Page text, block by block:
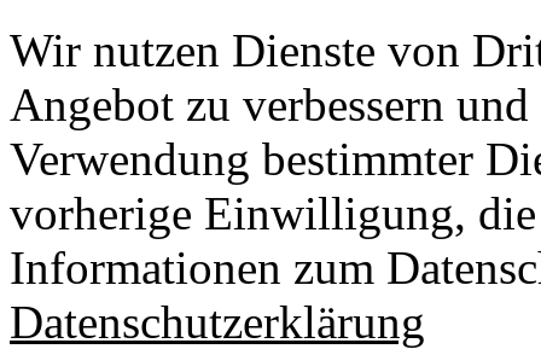
Wir nutzen Dienste von
Angebot zu verbessern
Verwendung bestimmter
vorherige Einwilligung,
Informationen zum
Datenschutzerklärung